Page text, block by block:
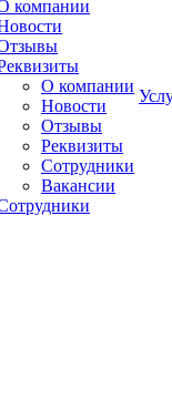
компании
О компании
Новости
Отзывы
Реквизиты
Сотрудники
Вакансии